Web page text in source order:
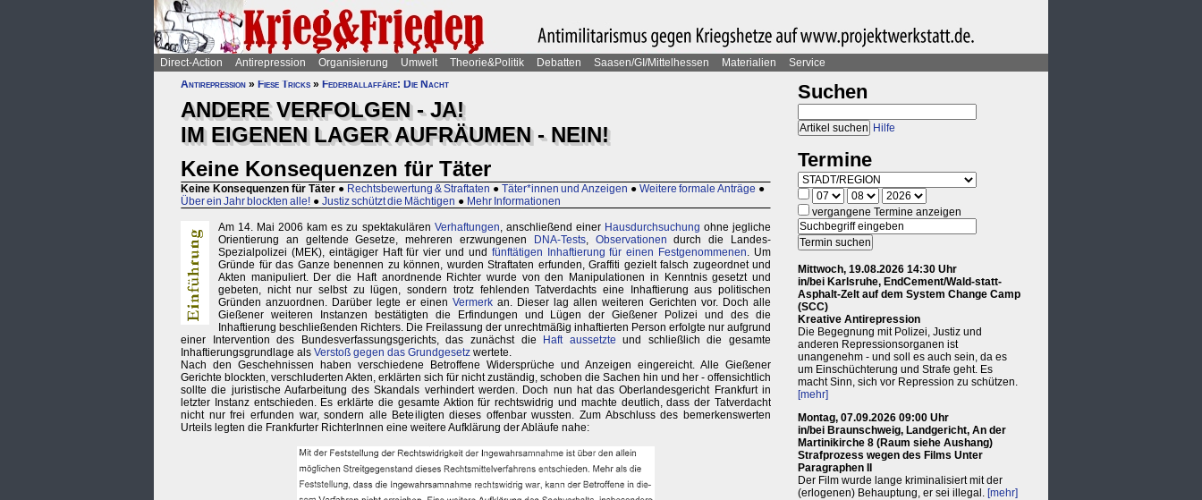
Direct-Action Antirepression Organisierung Umwelt Theorie&Politik Debatten Saasen/GI/Mittelhessen Materialien
Service
Antirepression » Fiese Tricks » Federballaffäre: Die Nacht
ANDERE VERFOLGEN - JA!
IM EIGENEN LAGER AUFRÄUMEN - NEIN!
Keine Konsequenzen für Täter
Keine Konsequenzen für Täter ● Rechtsbewertung & Straftaten ● Täter*innen und Anzeigen ● Weitere formale Anträge ●
Über ein Jahr blockten alle! ● Justiz schützt die Mächtigen ● Mehr Informationen
Am 14. Mai 2006 kam es zu spektakulären Verhaftungen, anschließend einer Hausdurchsuchung ohne jegliche
Orientierung an geltende Gesetze, mehreren erzwungenen
DNA-Tests, Observationen durch die Landes-
Spezialpolizei (MEK), eintägiger Haft für vier und und fünftätigen Inhaftierung für einen Festgenommenen. Um
Gründe für das Ganze benennen zu können, wurden Straftaten erfunden, Graffiti gezielt falsch zugeordnet und
Akten manipuliert. Der die Haft anordnende Richter wurde von den Manipulationen in Kenntnis gesetzt und
gebeten, nicht nur selbst zu lügen, sondern trotz fehlenden Tatverdachts eine Inhaftierung aus politischen
Gründen anzuordnen. Darüber legte er einen Vermerkan. Dieser lag allen weiteren Gerichten vor. Doch alle
Gießener weiteren Instanzen bestätigten die Erfindungen und Lügen der Gießener Polizei und des die
Inhaftierung beschließenden Richters. Die Freilassung der unrechtmäßig inhaftierten Person erfolgte nur aufgrund
einer Intervention des Bundesverfassungsgerichts, das zunächst die
Haft aussetzte und schließlich die gesamte
Inhaftierungsgrundlage als Verstoß gegen das Grundgesetz wertete.
Nach den Geschehnissen haben verschiedene Betroffene Widersprüche und Anzeigen eingereicht. Alle Gießener
Gerichte blockten, verschluderten Akten, erklärten sich für nicht zuständig, schoben die Sachen hin und her - offensichtlich
sollte die juristische Aufarbeitung des Skandals verhindert werden. Doch nun hat das Oberlandesgericht Frankfurt in
letzter Instanz entschieden. Es erklärte die gesamte Aktion für rechtswidrig und machte deutlich, dass der Tatverdacht
nicht nur frei erfunden war, sondern alle Beteiligten dieses offenbar wussten. Zum Abschluss des bemerkenswerten
Urteils legten die Frankfurter RichterInnen eine weitere Aufklärung der Abläufe nahe:
Suchen
Hilfe
Termine
vergangene Termine anzeigen
Mittwoch, 19.08.2026 14:30 Uhr
in/bei Karlsruhe, EndCement/Wald-statt-
Asphalt-Zelt auf dem System Change Camp
(SCC)
Kreative Antirepression
Die Begegnung mit Polizei, Justiz und
anderen Repressionsorganen ist
unangenehm - und soll es auch sein, da es
um Einschüchterung und Strafe geht. Es
macht Sinn, sich vor Repression zu schützen.
[mehr]
Montag, 07.09.2026 09:00 Uhr
in/bei Braunschweig, Landgericht, An der
Martinikirche 8 (Raum siehe Aushang)
Strafprozess wegen des Films Unter
Paragraphen II
Der Film wurde lange kriminalisiert mit der
(erlogenen) Behauptung, er sei illegal. [mehr]